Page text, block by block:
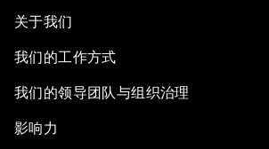
关于我们
我们的工作方式
我们的领导团队与组织治理
影响力